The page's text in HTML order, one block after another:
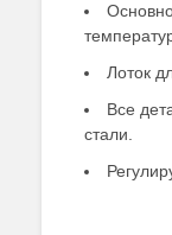
Лоток
Все
стали.